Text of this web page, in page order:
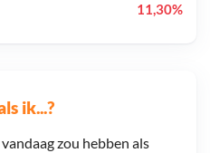
ik...?
zou hebben als
11,30%